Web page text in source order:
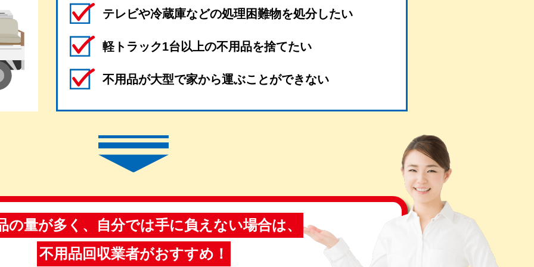
テレビや冷蔵庫などの処理困難物を処分したい
軽トラック1台以上の不用品を捨てたい
不用品が大型で家から運ぶことができない
の量が多く、自分では手に負えない場合は、
不用品回収業者がおすすめ！